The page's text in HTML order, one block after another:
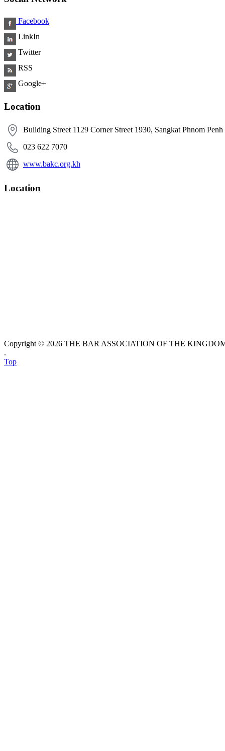
Facebook
LinkIn
Twitter
RSS
Google+
Location
Building Street 1129 Corner Street 1930, Sangkat Phnom
​ 023 622 7070
www.bakc.org.kh
Location
Copyright © 2026 THE BAR ASSOCIATION OF THE
.
Top